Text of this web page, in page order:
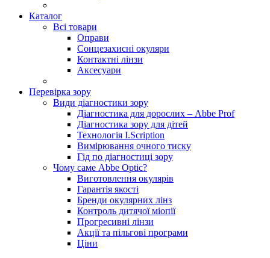
Каталог
Всі товари
Оправи
Сонцезахисні окуляри
Контактні лінзи
Аксесуари
Перевірка зору
Види діагностики зору
Діагностика для дорослих – Abbe Prof
Діагностика зору для дітей
Технологія I.Scription
Вимірювання очного тиску
Гід по діагностиці зору
Чому саме Abbe Optic?
Виготовлення окулярів
Гарантія якості
Бренди окулярних лінз
Контроль дитячої міопії
Прогресивні лінзи
Акції та пільгові програми
Ціни